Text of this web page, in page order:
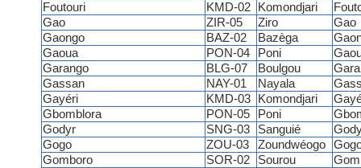
Foutouri
KMD-02 Komondjari
Gao
ZIR-05 Ziro
Gao
Gaongo
BAZ-02 Bazèga
Gaoua
PON-04 Poni
Garango
BLG-07 Boulgou
Gassan
NAY-01 Nayala
Gayéri
KMD-03 Komondjari
Gbomblora
PON-05 Poni
Godyr
SNG-03 Sanguié
Gogo
ZOU-03 Zoundwéogo
Gomboro
SOR-02 Sourou